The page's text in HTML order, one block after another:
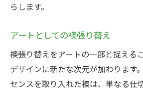
らします。
アートとしての襖張り替え
襖張り替えをアートの一部と捉える
デザインに新たな次元が加わります
センスを取り入れた襖は、単なる仕